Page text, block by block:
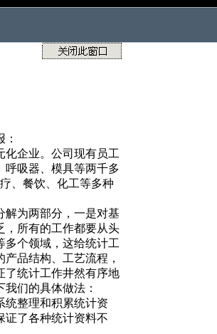
化企业。公司现有员工
呼吸器、模具等两千多
、餐饮、化工等多种
解为两部分，一是对基
，所有的工作都要从头
多个领域，这给统计工
品结构、工艺流程，
了统计工作井然有序地
们的具体做法：
统整理和积累统计资
证了各种统计资料不